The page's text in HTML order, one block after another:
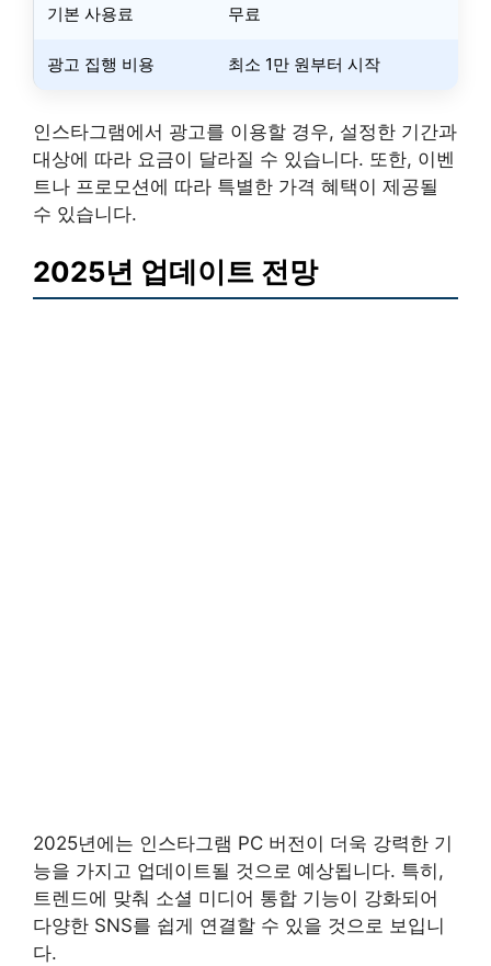
기본 사용료 무료
광고 집행 비용 최소 1만 원부터 시작
인스타그램에서 광고를 이용할 경우, 설정한 기간과
대상에 따라 요금이 달라질 수 있습니다. 또한, 이벤
트나 프로모션에 따라 특별한 가격 혜택이 제공될
수 있습니다.
2025년 업데이트 전망
2025년에는 인스타그램 PC 버전이 더욱 강력한 기
능을 가지고 업데이트될 것으로 예상됩니다. 특히,
트렌드에 맞춰 소셜 미디어 통합 기능이 강화되어
다양한 SNS를 쉽게 연결할 수 있을 것으로 보입니
다.